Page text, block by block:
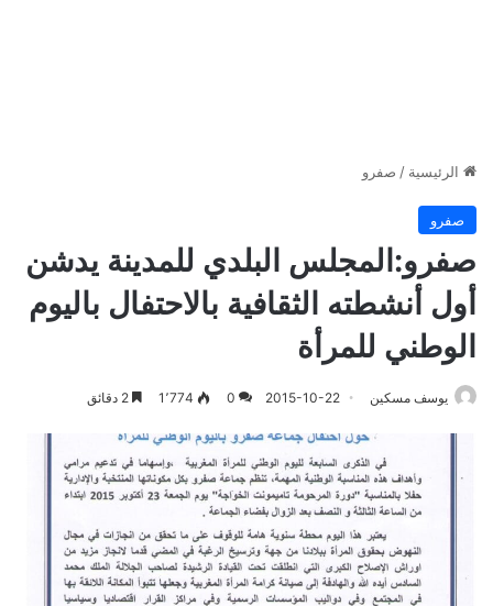
الرئيسية / صفرو
صفرو
صفرو:المجلس البلدي للمدينة يدشن
أول أنشطته الثقافية بالاحتفال باليوم
الوطني للمرأة
يوسف مسكين 2015-10-22
0 1٬774